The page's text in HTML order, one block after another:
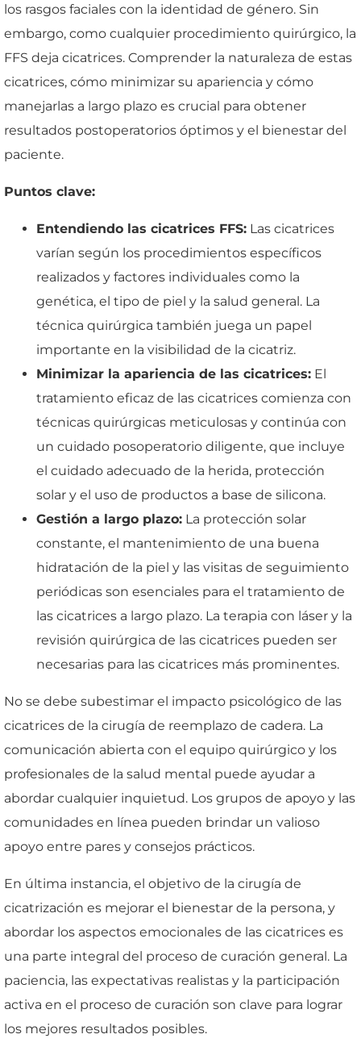
los rasgos faciales con la identidad de género. Sin
embargo, como cualquier procedimiento quirúrgico, la
FFS deja cicatrices. Comprender la naturaleza de estas
cicatrices, cómo minimizar su apariencia y cómo
manejarlas a largo plazo es crucial para obtener
resultados postoperatorios óptimos y el bienestar del
paciente.
Puntos clave:
Entendiendo las cicatrices FFS: Las cicatrices
varían según los procedimientos específicos
realizados y factores individuales como la
genética, el tipo de piel y la salud general. La
técnica quirúrgica también juega un papel
importante en la visibilidad de la cicatriz.
Minimizar la apariencia de las cicatrices: El
tratamiento eficaz de las cicatrices comienza con
técnicas quirúrgicas meticulosas y continúa con
un cuidado posoperatorio diligente, que incluye
el cuidado adecuado de la herida, protección
solar y el uso de productos a base de silicona.
Gestión a largo plazo: La protección solar
constante, el mantenimiento de una buena
hidratación de la piel y las visitas de seguimiento
periódicas son esenciales para el tratamiento de
las cicatrices a largo plazo. La terapia con láser y la
revisión quirúrgica de las cicatrices pueden ser
necesarias para las cicatrices más prominentes.
No se debe subestimar el impacto psicológico de las
cicatrices de la cirugía de reemplazo de cadera. La
comunicación abierta con el equipo quirúrgico y los
profesionales de la salud mental puede ayudar a
abordar cualquier inquietud. Los grupos de apoyo y las
comunidades en línea pueden brindar un valioso
apoyo entre pares y consejos prácticos.
En última instancia, el objetivo de la cirugía de
cicatrización es mejorar el bienestar de la persona, y
abordar los aspectos emocionales de las cicatrices es
una parte integral del proceso de curación general. La
paciencia, las expectativas realistas y la participación
activa en el proceso de curación son clave para lograr
los mejores resultados posibles.